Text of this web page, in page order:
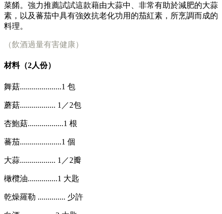
菜餚。強力推薦試試這款藉由大蒜中、非常有助於減肥的大蒜
素，以及蕃茄中具有強效抗老化功用的茄紅素，所烹調而成的
料理。
（飲酒過量有害健康）
材料（2人份）
舞菇.....................1 包
蘑菇.................. 1／2包
杏鮑菇..................1 根
蕃茄.....................1 個
大蒜.................. 1／2瓣
橄欖油...............1 大匙
乾燥羅勒 .............. 少許